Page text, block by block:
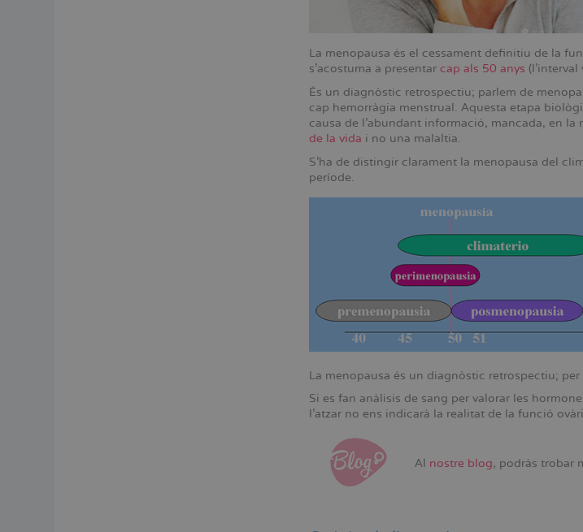
La menopausa és el cessament definitiu de la
s’acostuma a presentar cap als 50 anys
És un diagnòstic retrospectiu; parlem de
cap hemorràgia menstrual. Aquesta etapa
causa de l’abundant informació, mancada, en la
de la vida i no una malaltia.
S’ha de distingir clarament la menopausa del
període.
La menopausa és un diagnòstic retrospectiu;
Si es fan anàlisis de sang per valorar les
l’atzar no ens indicarà la realitat de la funció
Al nostre blog, podràs trobar